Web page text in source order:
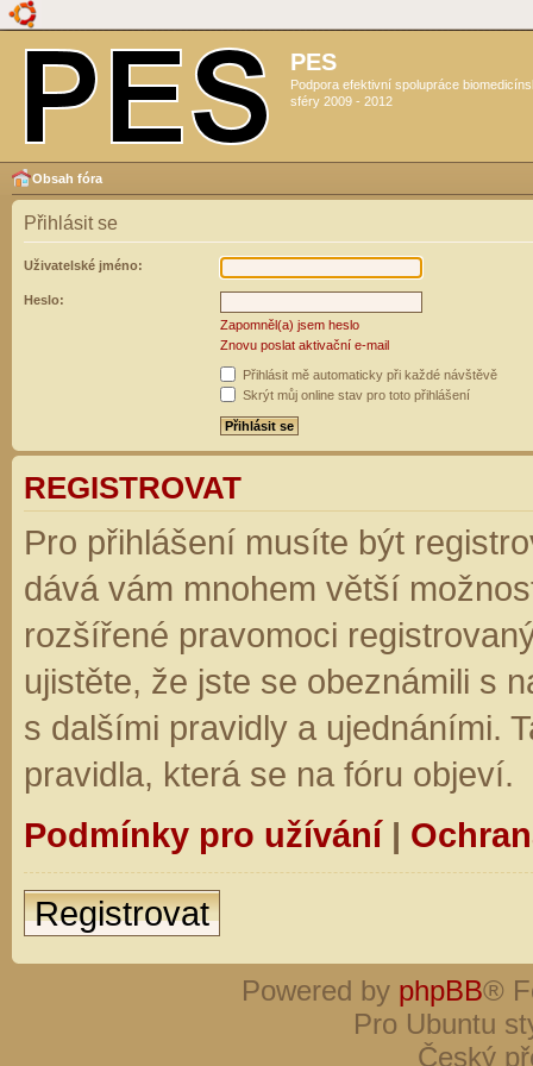
PES
Podpora efektivní spolupráce
sféry 2009 - 2012
Obsah fóra
Přihlásit se
Uživatelské jméno:
Heslo:
Zapomněl(a) jsem heslo
Znovu poslat aktivační e-mail
Přihlásit mě automaticky při každé návštěvě
Skrýt můj online stav pro toto přihlášení
REGISTROVAT
Pro přihlášení musíte být
dává vám mnohem větší
rozšířené pravomoci
ujistěte, že jste se obeznámili s
s dalšími pravidly a ujednáními.
pravidla, která se na fóru objeví.
Podmínky pro užívání|
Registrovat
Powered by phpBB®
Pro Ubuntu
Český